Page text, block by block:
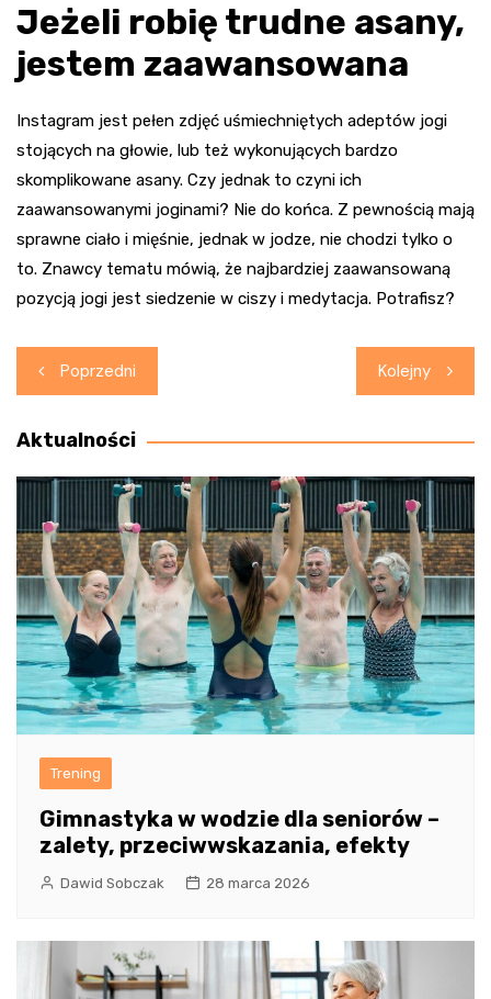
Jeżeli robię trudne asany,
jestem zaawansowana
Instagram jest pełen zdjęć uśmiechniętych adeptów jogi
stojących na głowie, lub też wykonujących bardzo
skomplikowane asany. Czy jednak to czyni ich
zaawansowanymi joginami? Nie do końca. Z pewnością mają
sprawne ciało i mięśnie, jednak w jodze, nie chodzi tylko o
to. Znawcy tematu mówią, że najbardziej zaawansowaną
pozycją jogi jest siedzenie w ciszy i medytacja. Potrafisz?
Nawigacja
wpisu
Poprzedni Kolejny
Aktualności
Trening
Gimnastyka w wodzie dla seniorów –
zalety, przeciwwskazania, efekty
Dawid Sobczak 28 marca 2026